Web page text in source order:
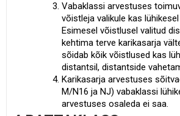
Vabaklassi arvestuses
võistleja valikule kas
Esimesel võistlusel valitud
kehtima terve karikasarja
sõidab kõik võistlused kas
distantsil, distantside
Karikasarja arvestuses
M/N16 ja NJ) vabaklassi
arvestuses osaleda ei saa.